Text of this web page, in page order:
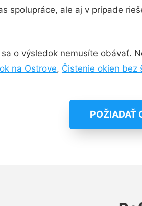
spolupráce, ale aj v prípade
sa o výsledok nemusíte obávať.
na Ostrove, Čistenie okien bez
POŽIADAŤ